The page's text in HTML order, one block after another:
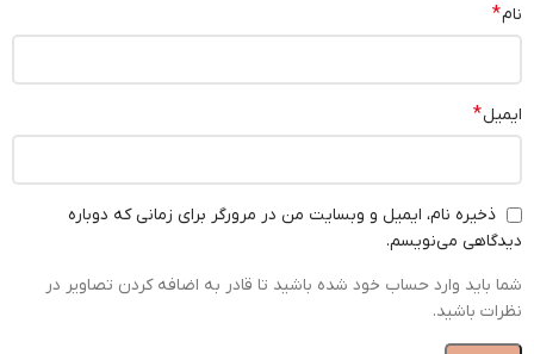
نام*
ایمیل*
ذخیره نام، ایمیل و وبسایت من در مرورگر برای زمانی که دوباره
دیدگاهی می‌نویسم.
شما باید وارد حساب خود شده باشید تا قادر به اضافه کردن تصاویر در
نظرات باشید.